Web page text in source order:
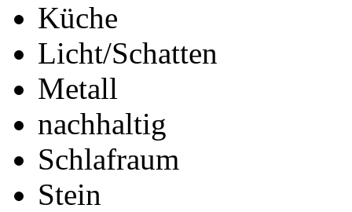
Küche
Licht/Schatten
Metall
nachhaltig
Schlafraum
Stein